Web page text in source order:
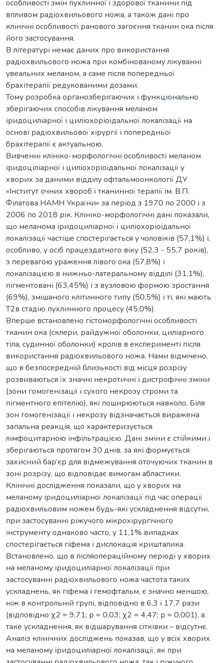
особливості змін пухлинної і здорової тканини під
впливом радіохвильового ножа, а також дані про
клінічні особливості ранового загоєння тканин ока після
його застосування.
В літературі немає даних про використання
радіохвильового ножа при комбінованому лікуванні
увеальних меланом, а саме після попередньої
брахітерапії редукованими дозами.
Тому розробка органозберігаючих і функціонально
зберігаючих способів лікування меланом
іридоциліарної і циліохоріоідальної локалізації на
основі радіохвильової хірургії і попередньої
брахітерапії є актуальною.
Вивченні клініко-морфологічні особливості меланом
іридоціліарної і циліохоріоідальної локалізації у
хворих за даними відділу офтальмоонкології ДУ
«Інститут очних хвороб і тканинної терапії ім. В.П.
Філатова НАМН України» за період з 1970 по 2000 і з
2006 по 2018 рік. Клініко-морфологічні дані показали,
що меланома іридоциліарної і циліохоріоідальної
локалізації частіше спостерігається у чоловіків (57,1%) і,
особливо, у осіб працездатного віку (52,3 - 55,7 років),
з перевагою ураження лівого ока (57,8%) і
локалізацією в нижньо-латеральному відділі (31,1%),
пігментовані (63,45%) і з вузловою формою зростання
(69%), змішаного клітинного типу (50,5%) і ті, які мають
Т2в стадію пухлинного процесу (45,0%).
Вперше встановлено гістоморфологічні особливості
тканин ока (склери, райдужної оболонки, циліарного
тіла, судинної оболонки) кролів в експерименті після
використання радіохвильового ножа. Нами відмічено,
що в безпосередній близькості від місця розрізу
розвиваються їх значні некротичні і дистрофічні зміни
(зони гомогенізації і сухого некрозу строми та
пігментного епітелію), які поширюються навколо. Біля
зон гомогенізації і некрозу відзначається виражена
запальна реакція, що характеризується
лімфоцитарною інфільтрацією. Дані зміни є стійкими і
зберігаються протягом 30 днів, за які формується
захисний бар’єр для відмежування оточуючих тканин в
зоні розрізу, що відповідає вимогам абластики.
Клінічні дослідження показали, що у хворих на
меланому іридоциліарної локалізації під час операції
радіохвильовим ножем будь-які ускладнення відсутні,
при застосуванні ріжучого мікрохірургічного
інструменту однаково часто, у 11,1% випадках
спостерігається гіфема і дислокація кришталика.
Встановлено, що в післяопераційному періоді у хворих
на меланому іридоциліарної локалізації при
застосуванні радіохвильового ножа частота таких
ускладнень, як гіфема і гемофтальм, є значно меншою,
ніж в контрольній групі, відповідно в 6,3 і 17,7 рази
(відповідно χ2 = 9,71; р = 0,03; χ2 = 4,47; р = 0,001), а
таке ускладнення, як відшарування сітківки – відсутнє.
Аналіз клінічних досліджень показав, що у всіх хворих
на меланому іридоциліарної локалізації, як при